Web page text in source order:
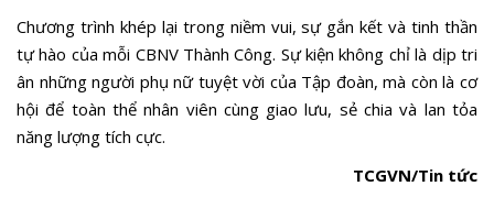
Chương trình khép lại trong niềm vui, sự gắn kết và tinh thần
tự hào của mỗi CBNV Thành Công. Sự kiện không chỉ là dịp tri
ân những người phụ nữ tuyệt vời của Tập đoàn, mà còn là cơ
hội để toàn thể nhân viên cùng giao lưu, sẻ chia và lan tỏa
năng lượng tích cực.
TCGVN/Tin tức